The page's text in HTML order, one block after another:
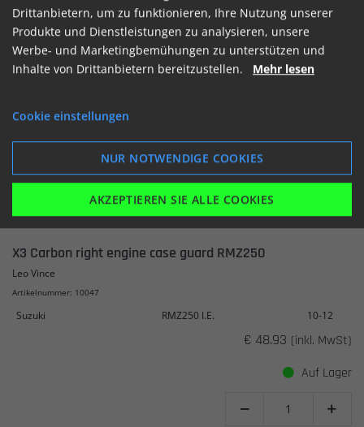
IN DEN WARENKORB
ANSEHEN
X3 Carbon right engine case guard RMZ250
Leo Vince
Artikelnummer: 10047
Suzuki RMZ250 I.E. 10-12
€ 48.93 (inkl. MwSt)
Auf Lager
 
Drittanbietern, um zu funktionieren, Ihre Nutzung unserer
Produkte und Dienstleistungen zu analysieren, unsere
Werbe- und Marketingbemühungen zu unterstützen und
Inhalte von Drittanbietern bereitzustellen. Mehr lesen
Cookie einstellungen
NUR NOTWENDIGE COOKIES
AKZEPTIEREN SIE ALLE COOKIES